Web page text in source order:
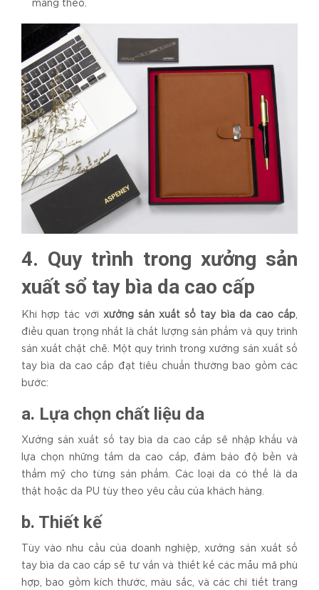
mang theo.
4. Quy trình trong xưởng sản
xuất sổ tay bìa da cao cấp
Khi hợp tác với xưởng sản xuất sổ tay bìa da cao cấp
điều quan trọng nhất là chất lượng sản phẩm và quy trình
sản xuất chặt chẽ. Một quy trình trong xưởng sản xuất sổ
tay bìa da cao cấp đạt tiêu chuẩn thường bao gồm các
bước:
a. Lựa chọn chất liệu da
Xưởng sản xuất sổ tay bìa da cao cấp sẽ nhập khẩu và
lựa chọn những tấm da cao cấp, đảm bảo độ bền và
thẩm mỹ cho từng sản phẩm. Các loại da có thể là da
thật hoặc da PU tùy theo yêu cầu của khách hàng.
b. Thiết kế
Tùy vào nhu cầu của doanh nghiệp, xưởng sản xuất sổ
tay bìa da cao cấp sẽ tư vấn và thiết kế các mẫu mã phù
hợp, bao gồm kích thước, màu sắc, và các chi tiết trang